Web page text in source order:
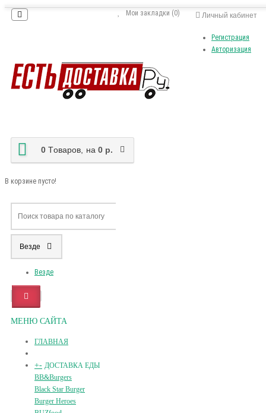
Личный кабинет
Регистрация
Авторизация
Мои закладки (0)
0 Tоваров, на 0 р.
В корзине пусто!
Везде
Везде
МЕНЮ САЙТА
ГЛАВНАЯ
+- ДОСТАВКА ЕДЫ
BB&Burgers
Black Star Burger
Burger Heroes